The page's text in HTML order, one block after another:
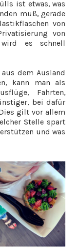
ist etwas, was
muß, gerade
von
von
es schnell
dem Ausland
kann man als
Fahrten,
bei dafür
gilt vor allem
Stelle spart
und was